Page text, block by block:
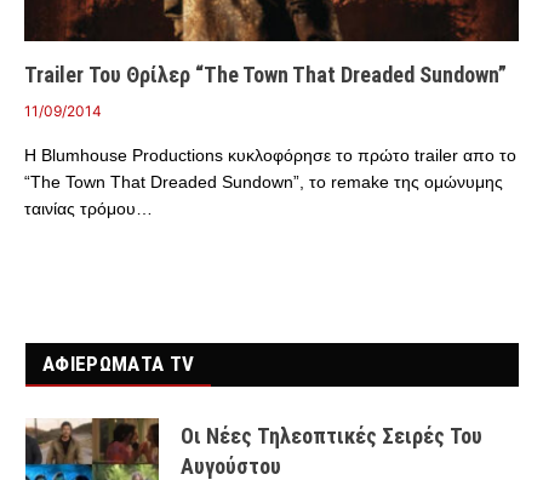
Trailer Του Θρίλερ “The Town That Dreaded Sundown”
11/09/2014
Η Blumhouse Productions κυκλοφόρησε το πρώτο trailer απο το
“The Town That Dreaded Sundown”, το remake της ομώνυμης
ταινίας τρόμου…
ΑΦΙΕΡΩΜΑΤΑ TV
Οι Νέες Τηλεοπτικές Σειρές Του
Αυγούστου